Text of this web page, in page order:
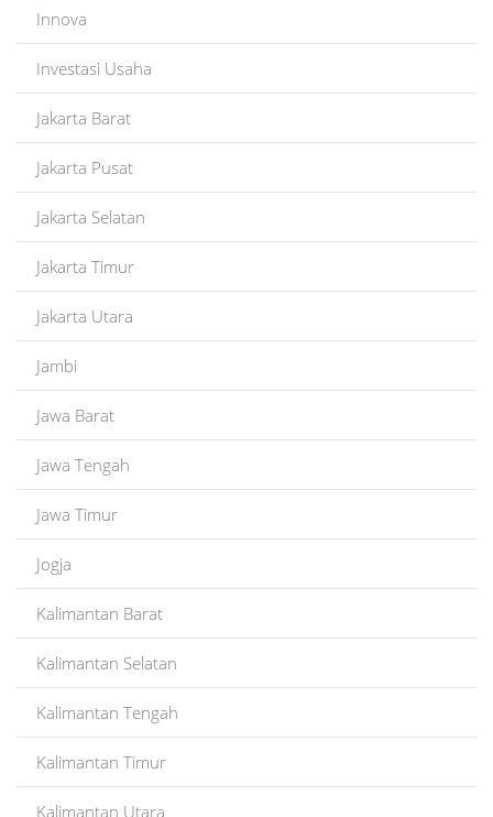
Innova
Investasi Usaha
Jakarta Barat
Jakarta Pusat
Jakarta Selatan
Jakarta Timur
Jakarta Utara
Jambi
Jawa Barat
Jawa Tengah
Jawa Timur
Jogja
Kalimantan Barat
Kalimantan Selatan
Kalimantan Tengah
Kalimantan Timur
Kalimantan Utara